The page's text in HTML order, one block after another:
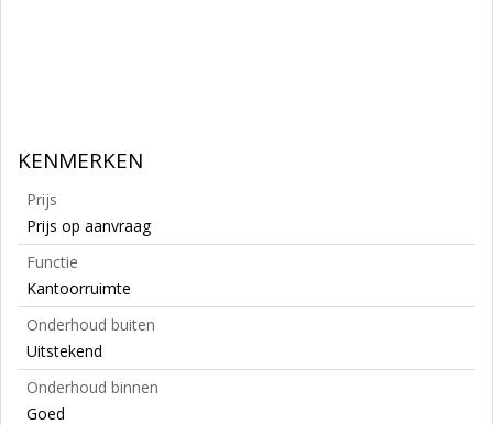
KENMERKEN
Prijs
Prijs op aanvraag
Functie
Kantoorruimte
Onderhoud buiten
Uitstekend
Onderhoud binnen
Goed